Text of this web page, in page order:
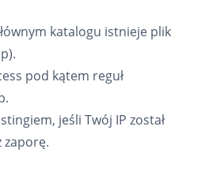
katalogu istnieje plik
pod kątem reguł
jeśli Twój IP został
zaporę.